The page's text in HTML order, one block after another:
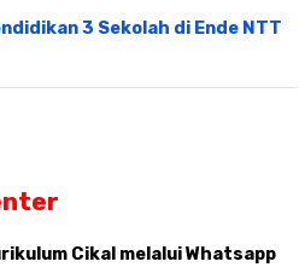
3 Sekolah di Ende NTT
Cikal melalui Whatsapp